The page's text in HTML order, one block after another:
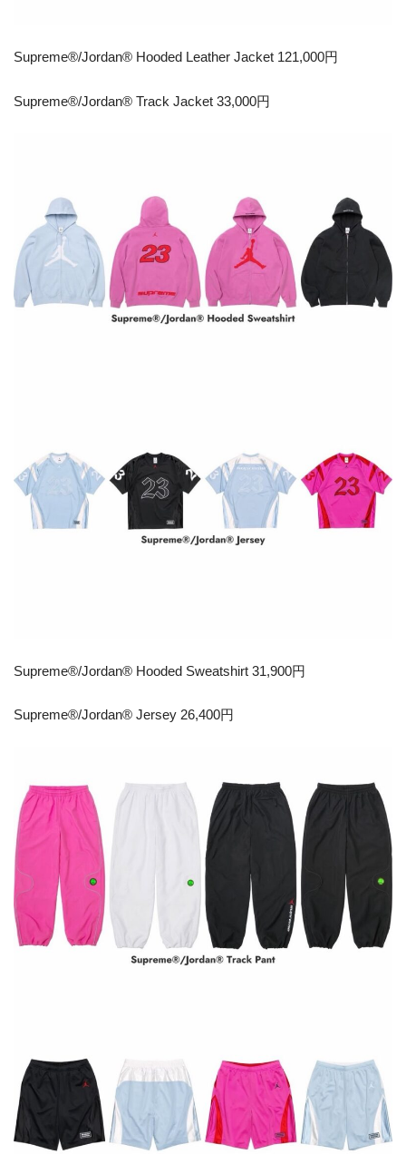
Supreme®/Jordan® Hooded Leather Jacket 121,000円
Supreme®/Jordan® Track Jacket 33,000円
Supreme®/Jordan® Hooded Sweatshirt 31,900円
Supreme®/Jordan® Jersey 26,400円